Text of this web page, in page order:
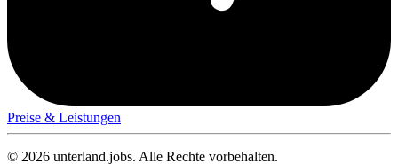
Preise & Leistungen
© 2026 unterland.jobs. Alle Rechte vorbehalten.